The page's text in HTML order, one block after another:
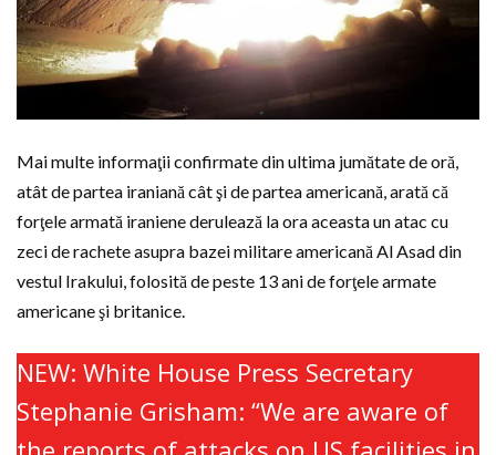
Mai multe informaţii confirmate din ultima jumătate de oră,
atât de partea iraniană cât şi de partea americană, arată că
forţele armată iraniene derulează la ora aceasta un atac cu
zeci de rachete asupra bazei militare americană Al Asad din
vestul Irakului, folosită de peste 13 ani de forţele armate
americane şi britanice.
NEW: White House Press Secretary
Stephanie Grisham: “We are aware of